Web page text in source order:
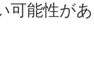
可能性が